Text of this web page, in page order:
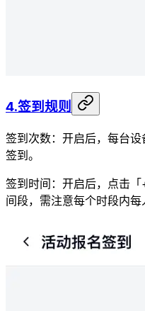
4.签到规则
签到次数：开启后，每台
签到。
签到时间：开启后，点击
间段，需注意每个时段内每